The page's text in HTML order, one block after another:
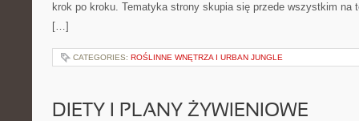
krok po kroku. Tematyka strony skupia się przede wszystkim na
[…]
CATEGORIES: ROŚLINNE WNĘTRZA I URBAN JUNGLE
DIETY I PLANY ŻYWIENIOWE